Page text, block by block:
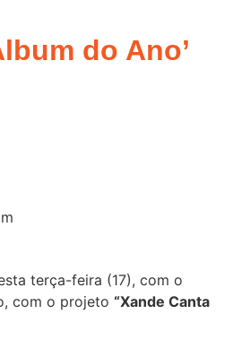
do Ano’
terça-feira (17), com o
com o projeto “Xande Canta